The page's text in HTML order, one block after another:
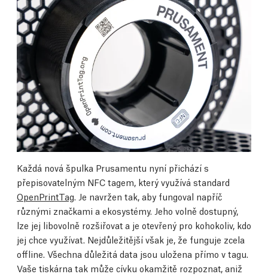
Každá nová špulka Prusamentu nyní přichází s
přepisovatelným NFC tagem, který využívá standard
OpenPrintTag . Je navržen tak, aby fungoval napříč
různými značkami a ekosystémy. Jeho volně dostupný,
lze jej libovolně rozšiřovat a je otevřený pro kohokoliv, kdo
jej chce využívat. Nejdůležitější však je, že funguje zcela
offline. Všechna důležitá data jsou uložena přímo v tagu.
Vaše tiskárna tak může cívku okamžitě rozpoznat, aniž